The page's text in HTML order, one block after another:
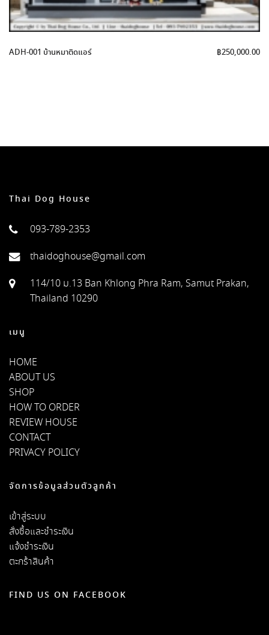
ADH-001 บ้านหมาติดแอร์ ฿250,000.00
Thai Dog House
093-789-2353
thaidoghouse@gmail.com
114/10 ม.13 Ban Khlong Phra Ram, Samut Prakan,
Thailand 10290
เมนู
HOME
ABOUT US
SHOP
HOW TO ORDER
REVIEW HOUSE
CONTACT
PRIVACY POLICY
จัดการข้อมูลส่วนตัวลูกค้า
เข้าสู่ระบบ
สั่งซื้อและชำระเงิน
แจ้งชำระเงิน
ตะกร้าสินค้า
FIND US ON FACEBOOK